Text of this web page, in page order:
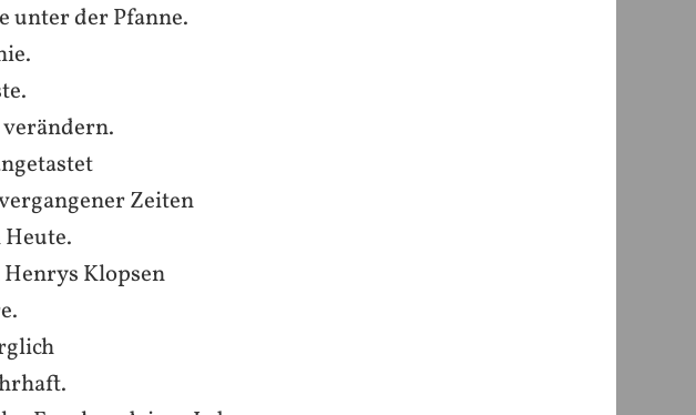
unter der Pfanne.
verändern.
Zeiten
Klopsen